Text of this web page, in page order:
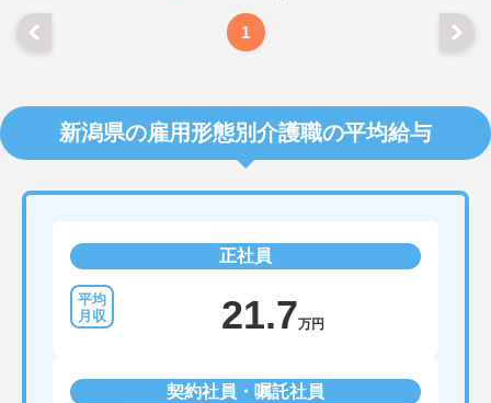
1
新潟県の雇用形態別介護職の平均給与
正社員
21.7万円
契約社員・嘱託社員